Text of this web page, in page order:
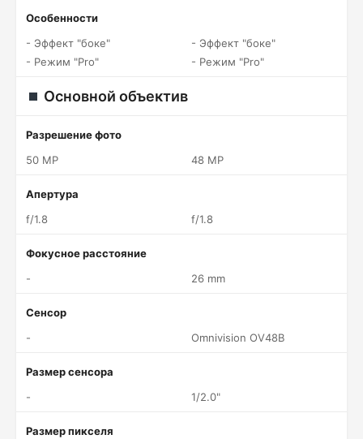
Особенности
- Эффект "боке"
- Режим "Pro"
- Эффект "боке"
- Режим "Pro"
Основной объектив
Разрешение фото
50 MP
48 MP
Апертура
f/1.8
f/1.8
Фокусное расстояние
-
26 mm
Сенсор
-
Omnivision OV48B
Размер сенсора
-
1/2.0"
Размер пикселя